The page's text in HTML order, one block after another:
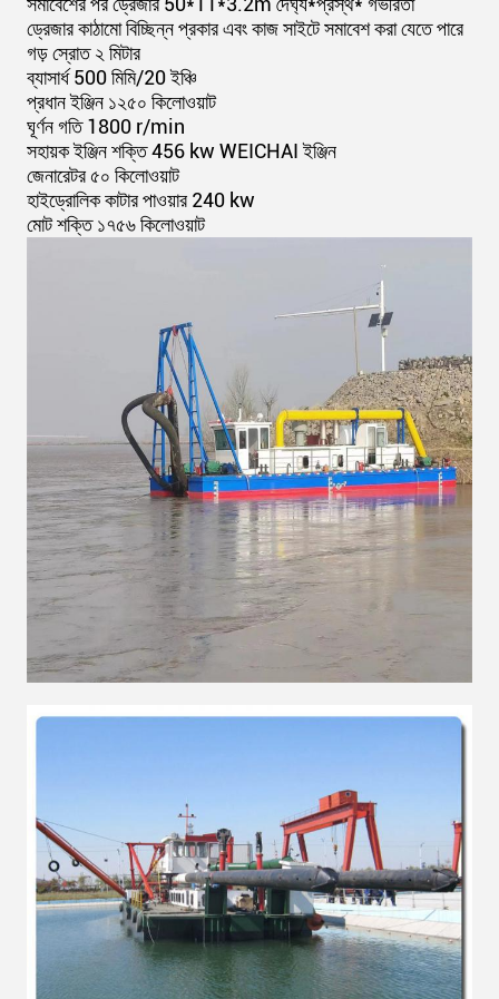
ড্রেজার কাঠামো বিচ্ছিন্ন প্রকার এবং কাজ সাইটে সমাবেশ করা যেতে পারে
গড় স্রোত ২ মিটার
ব্যাসার্ধ 500 মিমি/20 ইঞ্চি
প্রধান ইঞ্জিন ১২৫০ কিলোওয়াট
ঘূর্ণন গতি 1800 r/min
সহায়ক ইঞ্জিন শক্তি 456 kw WEICHAI ইঞ্জিন
জেনারেটর ৫০ কিলোওয়াট
হাইড্রোলিক কাটার পাওয়ার 240 kw
মোট শক্তি ১৭৫৬ কিলোওয়াট